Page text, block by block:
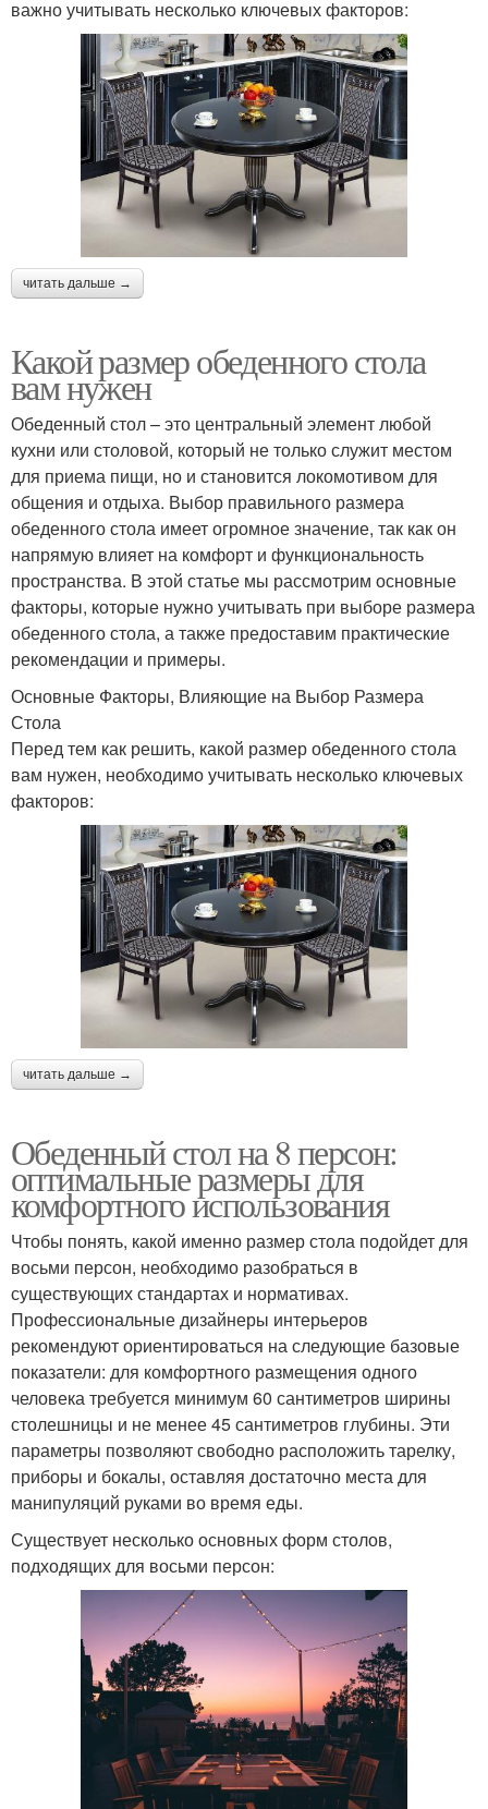
важно учитывать несколько ключевых факторов:
читать дальше →
Какой размер обеденного стола
вам нужен
Обеденный стол – это центральный элемент любой
кухни или столовой, который не только служит местом
для приема пищи, но и становится локомотивом для
общения и отдыха. Выбор правильного размера
обеденного стола имеет огромное значение, так как он
напрямую влияет на комфорт и функциональность
пространства. В этой статье мы рассмотрим основные
факторы, которые нужно учитывать при выборе размера
обеденного стола, а также предоставим практические
рекомендации и примеры.
Основные Факторы, Влияющие на Выбор Размера
Стола
Перед тем как решить, какой размер обеденного стола
вам нужен, необходимо учитывать несколько ключевых
факторов:
читать дальше →
Обеденный стол на 8 персон:
оптимальные размеры для
комфортного использования
Чтобы понять, какой именно размер стола подойдет для
восьми персон, необходимо разобраться в
существующих стандартах и нормативах.
Профессиональные дизайнеры интерьеров
рекомендуют ориентироваться на следующие базовые
показатели: для комфортного размещения одного
человека требуется минимум 60 сантиметров ширины
столешницы и не менее 45 сантиметров глубины. Эти
параметры позволяют свободно расположить тарелку,
приборы и бокалы, оставляя достаточно места для
манипуляций руками во время еды.
Существует несколько основных форм столов,
подходящих для восьми персон: